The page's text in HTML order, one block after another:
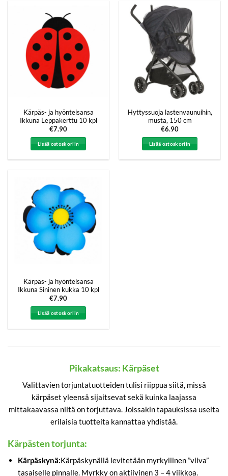
Kärpäs- ja hyönteisansa
Ikkuna Leppäkerttu 10 kpl
€7.90
Lisää ostoskoriin
Hyttyssuoja lastenvaunuihin,
musta, 150 cm
€6.90
Lisää ostoskoriin
Kärpäs- ja hyönteisansa
Ikkuna Sininen kukka 10 kpl
€7.90
Lisää ostoskoriin
Pikakatsaus: Kärpäset
Valittavien torjuntatuotteiden tulisi riippua siitä, missä
kärpäset yleensä sijaitsevat sekä kuinka laajassa
mittakaavassa niitä on torjuttava. Joissakin tapauksissa useita
erilaisia tuotteita kannattaa yhdistää.
Kärpästen torjunta:
Kärpäskynä:Kärpäskynällä levitetään myrkyllinen ”viiva”
tasaiselle pinnalle. Myrkky on aktiivinen 3 – 4 viikkoa.